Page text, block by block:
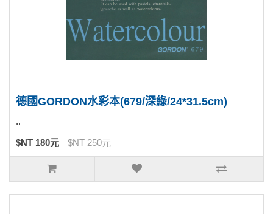
德國GORDON水彩本(679/深綠/24*31.5cm)
..
$NT 180元 $NT 250元